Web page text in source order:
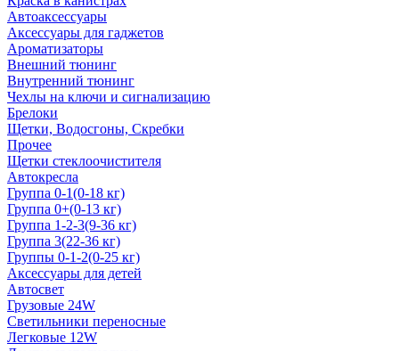
Автоаксессуары
Аксессуары для гаджетов
Ароматизаторы
Внешний тюнинг
Внутренний тюнинг
Чехлы на ключи и сигнализацию
Брелоки
Щетки, Водосгоны, Скребки
Прочее
Щетки стеклоочистителя
Автокресла
Группа 0-1(0-18 кг)
Группа 0+(0-13 кг)
Группа 1-2-3(9-36 кг)
Группа 3(22-36 кг)
Группы 0-1-2(0-25 кг)
Аксессуары для детей
Автосвет
Грузовые 24W
Светильники переносные
Легковые 12W